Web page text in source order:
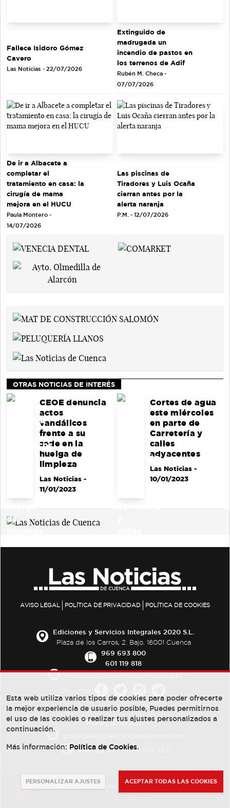
Fallece Isidoro Gómez
Cavero
Las Noticias - 22/07/2026
Extinguido de
madrugada un
incendio de pastos en
los terrenos de Adif
Rubén M. Checa -
07/07/2026
De ir a Albacete a
completar el
tratamiento en casa: la
cirugía de mama
mejora en el HUCU
Paula Montero -
14/07/2026
Las piscinas de
Tiradores y Luis Ocaña
cierran antes por la
alerta naranja
P.M. - 12/07/2026
OTRAS NOTICIAS DE INTERÉS
CEOE denuncia
actos
vandálicos
frente a su
sede en la
huelga de
limpieza
Las Noticias -
11/01/2023
Cortes de agua
este miércoles
en parte de
Carretería y
calles
adyacentes
Las Noticias-
10/01/2023
AVISO LEGAL POLÍTICA DE PRIVACIDAD POLÍTICA DE COOKIES
Ediciones y Servicios Integrales 2020 S.L.
Plaza de los Carros, 2. Bajo. 16001 Cuenca
969 693 800
601 119 818
PUBLICIDAD:
684 126 573/670 726 392
Esta web utiliza varios tipos de cookies para poder ofrecerte
la mejor experiencia de usuario posible, Puedes permitirnos
el uso de las cookies o realizar tus ajustes personalizados a
continuación.
Más información: Política de Cookies.
PERSONALIZAR AJUSTES ACEPTAR TODAS LAS COOKIES